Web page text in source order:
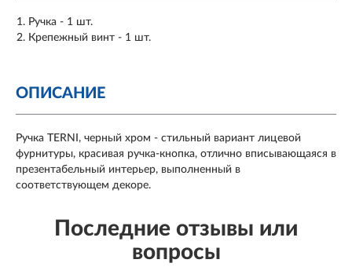
Ручка - 1 шт.
Крепежный винт - 1 шт.
ОПИСАНИЕ
Ручка TERNI, черный хром - стильный вариант лицевой
фурнитуры, красивая ручка-кнопка, отлично вписывающаяся в
презентабельный интерьер, выполненный в
соответствующем декоре.
Последние отзывы или
вопросы